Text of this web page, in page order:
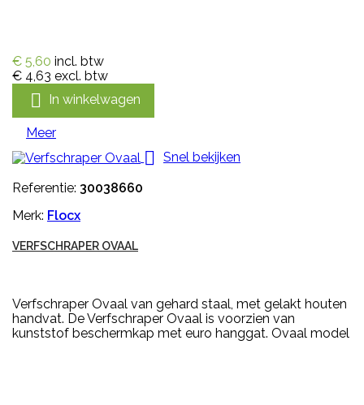
€ 5,60 incl. btw
€ 4,63 excl. btw
 In winkelwagen
Meer
 Snel bekijken
Referentie: 30038660
Merk: Flocx
VERFSCHRAPER OVAAL
Verfschraper Ovaal van gehard staal, met gelakt houten
handvat. De Verfschraper Ovaal is voorzien van
kunststof beschermkap met euro hanggat. Ovaal model